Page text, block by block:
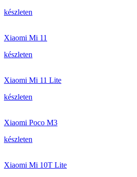
készleten
Xiaomi Mi 11
készleten
Xiaomi Mi 11 Lite
készleten
Xiaomi Poco M3
készleten
Xiaomi Mi 10T Lite